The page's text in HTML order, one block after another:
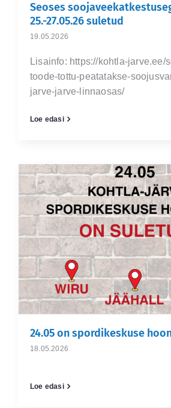
Seoses
25.-27.05.26 suletud
19.05.2026
Lisainfo: https://kohtla-jarve.ee/
toode-tottu-peatatakse-
jarve-jarve-linnaosas/
Loe edasi
24.05 on spordikeskuse
18.05.2026
Loe edasi